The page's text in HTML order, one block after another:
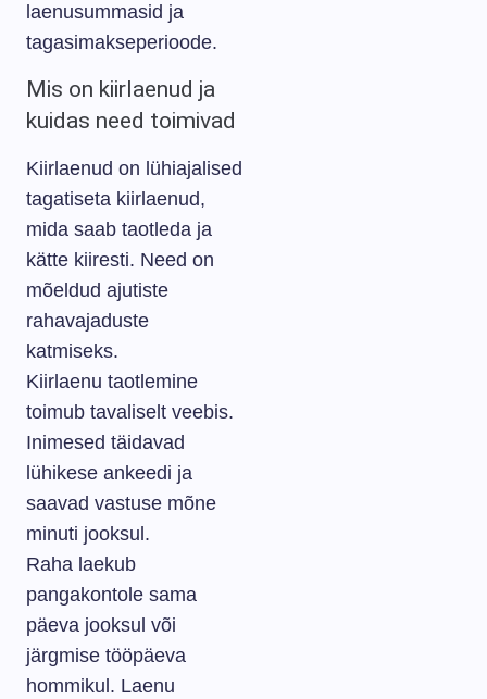
laenusummasid ja
tagasimakseperioode.
Mis on kiirlaenud ja
kuidas need toimivad
Kiirlaenud on lühiajalised
tagatiseta kiirlaenud,
mida saab taotleda ja
kätte kiiresti. Need on
mõeldud ajutiste
rahavajaduste
katmiseks.
Kiirlaenu taotlemine
toimub tavaliselt veebis.
Inimesed täidavad
lühikese ankeedi ja
saavad vastuse mõne
minuti jooksul.
Raha laekub
pangakontole sama
päeva jooksul või
järgmise tööpäeva
hommikul. Laenu